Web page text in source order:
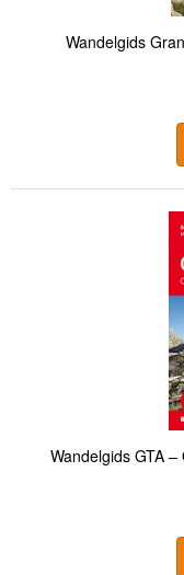
Wandelgids
Wandelgids GTA